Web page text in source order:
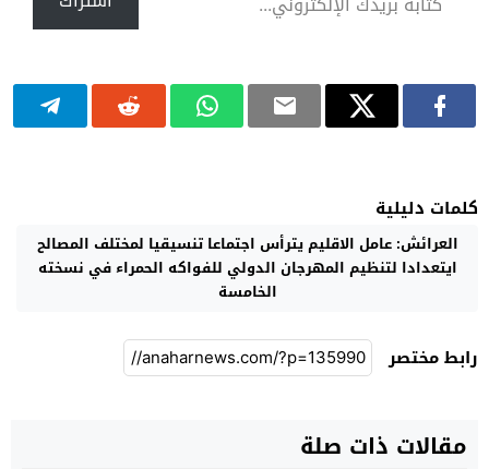
كلمات دليلية
العرائش: عامل الاقليم يترأس اجتماعا تنسيقيا لمختلف المصالح
ايتعدادا لتنظيم المهرجان الدولي للفواكه الحمراء في نسخته
الخامسة
رابط مختصر
مقالات ذات صلة